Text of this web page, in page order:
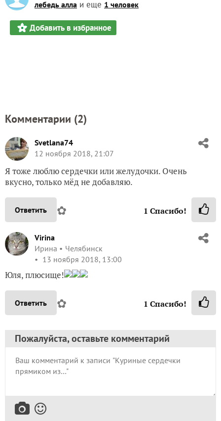
лебедь алла и еще 1 человек
Добавить в избранное
Комментарии (2)
Svetlana74
12 ноября 2018, 21:07
Я тоже люблю сердечки или желудочки. Очень
вкусно, только мёд не добавляю.
Ответить ✿ 1 Спасибо!
Virina
Ирина
Челябинск
13 ноября 2018, 13:00
Юля, плюсище!
Ответить ✿ 1 Спасибо!
Пожалуйста, оставьте комментарий